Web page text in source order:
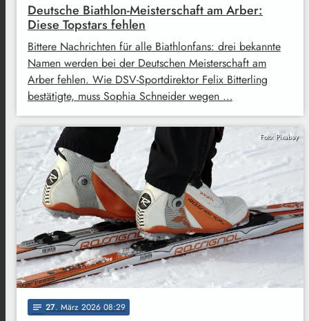
Deutsche Biathlon-Meisterschaft am Arber:
Diese Topstars fehlen
Bittere Nachrichten für alle Biathlonfans: drei bekannte
Namen werden bei der Deutschen Meisterschaft am
Arber fehlen. Wie DSV-Sportdirektor Felix Bitterling
bestätigte, muss Sophia Schneider wegen …
Foto: Pixabay
notes 27. März 2026 08:29